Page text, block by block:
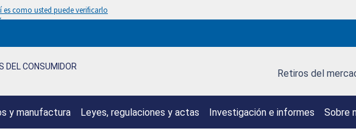
es como usted puede verificarlo
DEL CONSUMIDOR
Retiros del
y manufactura Leyes, regulaciones y actas Investigación e informes Sobre